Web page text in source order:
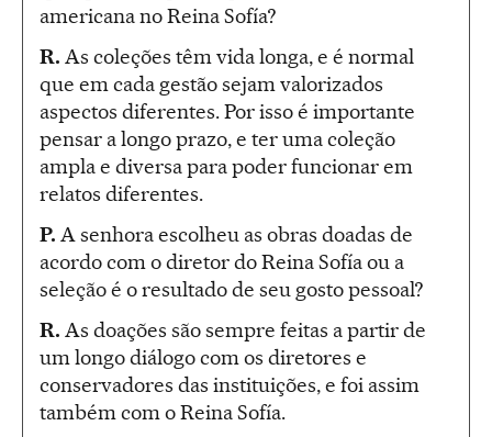
americana no Reina Sofía?
R. As coleções têm vida longa, e é normal
que em cada gestão sejam valorizados
aspectos diferentes. Por isso é importante
pensar a longo prazo, e ter uma coleção
ampla e diversa para poder funcionar em
relatos diferentes.
P. A senhora escolheu as obras doadas de
acordo com o diretor do Reina Sofía ou a
seleção é o resultado de seu gosto pessoal?
R. As doações são sempre feitas a partir de
um longo diálogo com os diretores e
conservadores das instituições, e foi assim
também com o Reina Sofía.